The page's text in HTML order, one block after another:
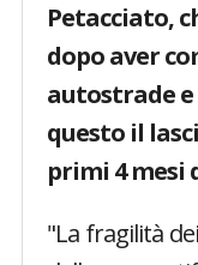
Petacciato,
dopo aver
autostrade
questo il
primi 4 mesi
"La fragilità